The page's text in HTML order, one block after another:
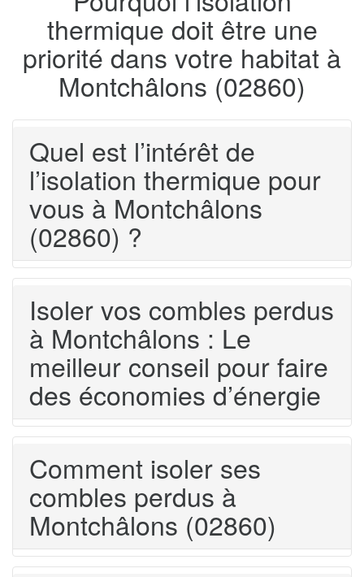
thermique doit être une
priorité dans votre habitat à
Montchâlons (02860)
Quel est l’intérêt de
l’isolation thermique pour
vous à Montchâlons
(02860) ?
Isoler vos combles perdus
à Montchâlons : Le
meilleur conseil pour faire
des économies d’énergie
Comment isoler ses
combles perdus à
Montchâlons (02860)